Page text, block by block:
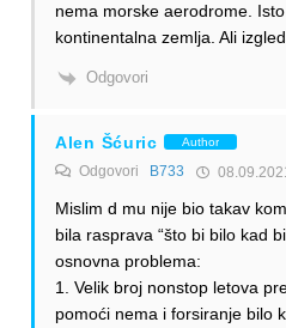
nema morske aerodrome.
kontinentalna zemlja. Ali
Odgovori
Alen Šćuric Author
Odgovori B733
Mislim d mu nije bio takav
bila rasprava “što bi bilo kad
osnovna problema:
1. Velik broj nonstop letova
pomoći nema i forsiranje bilo